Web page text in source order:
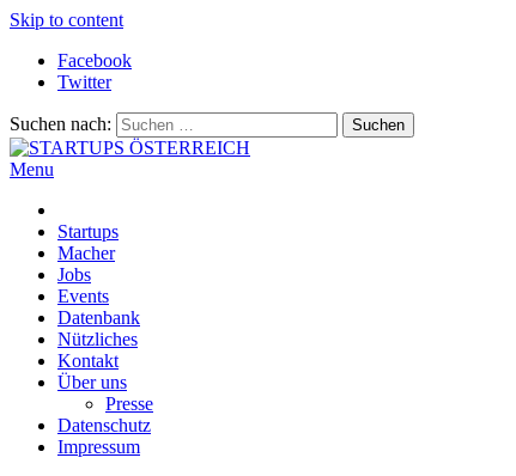
Skip to content
Facebook
Twitter
Suchen nach:
Menu
Startups
Macher
Jobs
Events
Datenbank
Nützliches
Kontakt
Über uns
Presse
Datenschutz
Impressum